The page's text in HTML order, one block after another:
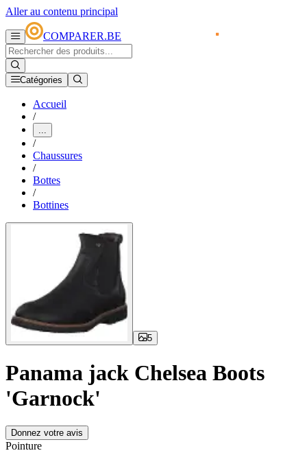
Aller au contenu principal
COMPARER.BE
Catégories
Accueil
/
...
/
Chaussures
/
Bottes
/
Bottines
5
Panama jack Chelsea Boots
'Garnock'
Donnez votre avis
Pointure